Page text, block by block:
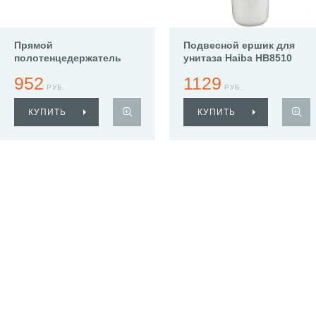
Прямой
полотенцедержатель
952 РУБ.
КУПИТЬ
Подвесной ершик для
унитаза Haiba HB8510
1129 РУБ.
КУПИТЬ